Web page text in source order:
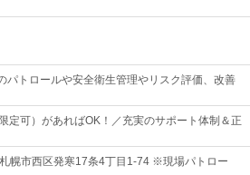
パトロールや安全衛生管理やリスク評価、改善
定可）があればOK！／充実のサポート体制＆正
幌市西区発寒17条4丁目1‐74 ※現場パトロー